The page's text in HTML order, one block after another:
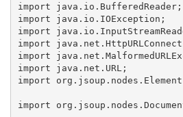
import java.io.BufferedReader;
import java.io.IOException;
import
import
import
import java.net.URL;
import
import